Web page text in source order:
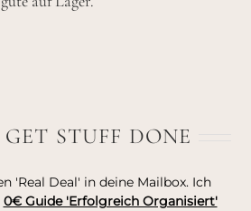
STUFF DONE
'Real Deal' in deine Mailbox. Ich
0€ Guide 'Erfolgreich Organisiert'